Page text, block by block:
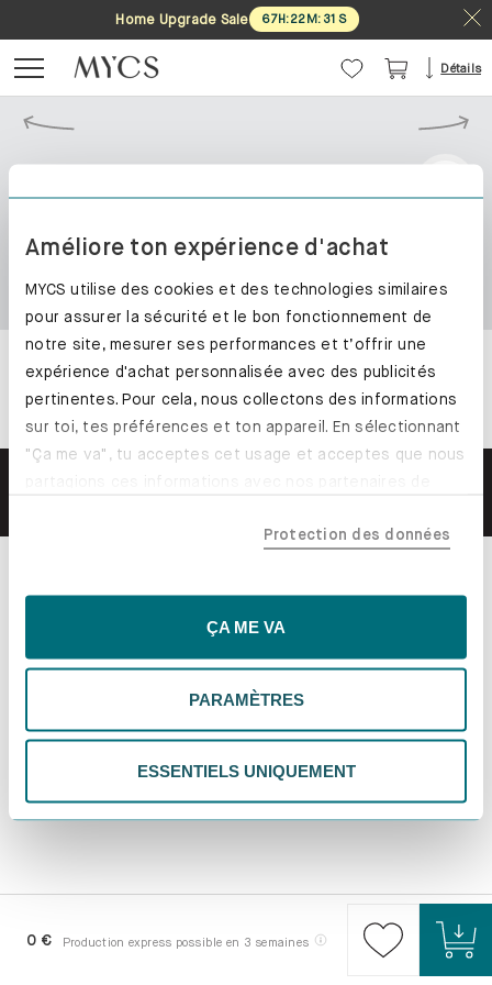
Améliore ton expérience d'achat
MYCS utilise des cookies et des technologies similaires
pour assurer la sécurité et le bon fonctionnement de
notre site, mesurer ses performances et t’offrir une
expérience d'achat personnalisée avec des publicités
pertinentes. Pour cela, nous collectons des informations
sur toi, tes préférences et ton appareil. En sélectionnant
"Ça me va", tu acceptes cet usage et acceptes que nous
tes données pourraient être traitées en dehors de l'UE,
essentiels, ce qui pourrait limiter les contenus
tes préférences. Tu peux modifier tes choix à tout
moment. Pour plus d'informations, consulte notre
politique de confidentialité.
Protection des données
ÇA ME VA
PARAMÈTRES
ESSENTIELS UNIQUEMENT
Home Upgrade Sale 67H:22M: 31 S
Détails
0 € Production express possible en 3 semaines